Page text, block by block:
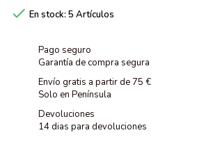
 En stock: 5 Artículos
Pago seguro
Garantía de compra segura
Envío gratis a partir de 75 €
Solo en Península
Devoluciones
14 dias para devoluciones